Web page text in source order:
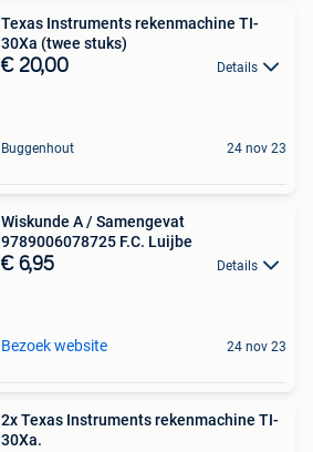
Texas Instruments rekenmachine TI-
30Xa (twee stuks)
€ 20,00 Details
Buggenhout 24 nov 23
Wiskunde A / Samengevat
9789006078725 F.C. Luijbe
€ 6,95 Details
Bezoek website 24 nov 23
2x Texas Instruments rekenmachine TI-
30Xa.